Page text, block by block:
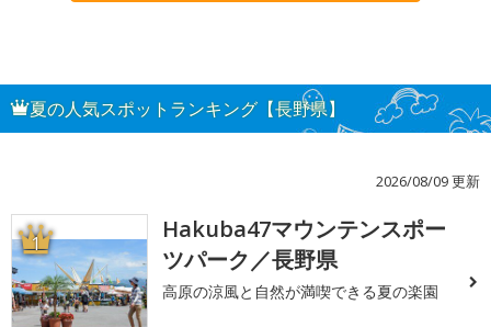
夏の人気スポットランキング【長野県】
2026/08/09 更新
1
Hakuba47マウンテンスポー
ツパーク／長野県
高原の涼風と自然が満喫できる夏の楽園